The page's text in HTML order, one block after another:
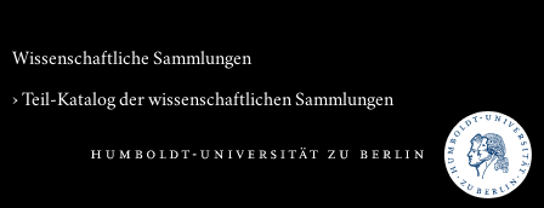
Wissenschaftliche Sammlungen
› Teil-Katalog der wissenschaftlichen Sammlungen